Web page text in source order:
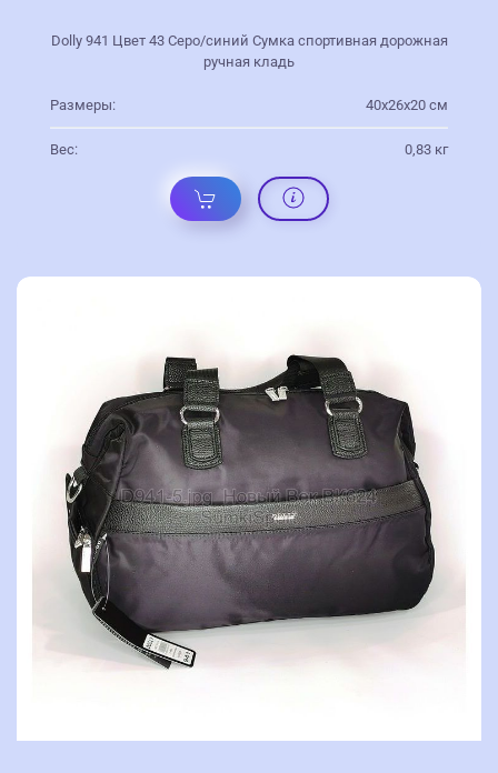
Dolly 941 Цвет 43 Серо/синий Сумка спортивная дорожная
ручная кладь
Размеры: 40х26х20 см
Вес: 0,83 кг